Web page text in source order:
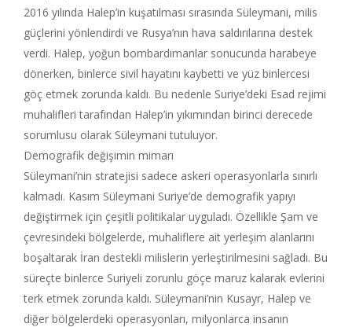
2016 yılında Halep’in kuşatılması sırasında Süleymani, milis
güçlerini yönlendirdi ve Rusya’nın hava saldırılarına destek
verdi. Halep, yoğun bombardımanlar sonucunda harabeye
dönerken, binlerce sivil hayatını kaybetti ve yüz binlercesi
göç etmek zorunda kaldı. Bu nedenle Suriye’deki Esad rejimi
muhalifleri tarafından Halep’in yıkımından birinci derecede
sorumlusu olarak Süleymani tutuluyor.
Demografik değişimin mimarı
Süleymani’nin stratejisi sadece askeri operasyonlarla sınırlı
kalmadı. Kasım Süleymani Suriye’de demografik yapıyı
değiştirmek için çeşitli politikalar uyguladı. Özellikle Şam ve
çevresindeki bölgelerde, muhaliflere ait yerleşim alanlarını
boşaltarak İran destekli milislerin yerleştirilmesini sağladı. Bu
süreçte binlerce Suriyeli zorunlu göçe maruz kalarak evlerini
terk etmek zorunda kaldı. Süleymani’nin Kusayr, Halep ve
diğer bölgelerdeki operasyonları, milyonlarca insanın